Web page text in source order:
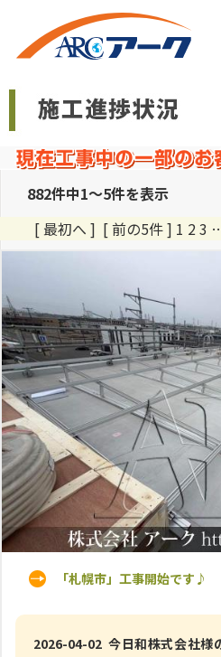
882件中1～5件を表示
[ 最初へ ] [ 前の5件 ] 1 2 3
「札幌市」工事開始です♪
2026-04-02 今日和株式会社様